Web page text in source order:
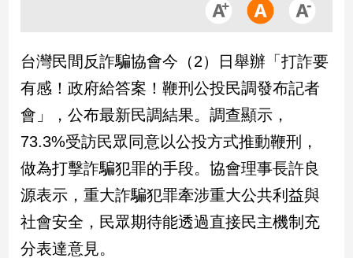
政
治
政
治
焦
品
觀
點
民
調
台灣民間反詐騙協會今（2）日舉辦「打詐要
有感！政府給答案！鞭刑公投民調發布記者
會」，公布最新民調結果。調查顯示，
73.3%受訪民眾同意以公投方式推動鞭刑，
做為打擊詐騙犯罪的手段。協會理事長許良
源表示，重大詐騙犯罪牽涉重大公共利益與
社會安全，民眾期待能透過直接民主機制充
分表達意見。